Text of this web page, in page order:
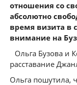
отношения со
абсолютно
время визита в
внимание на
Ольга Бузова и
расставание
Ольга пошутила,